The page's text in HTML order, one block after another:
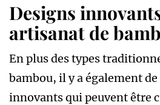
Designs
artisanat de
En plus des types
bambou, il y a également
innovants qui peuvent être